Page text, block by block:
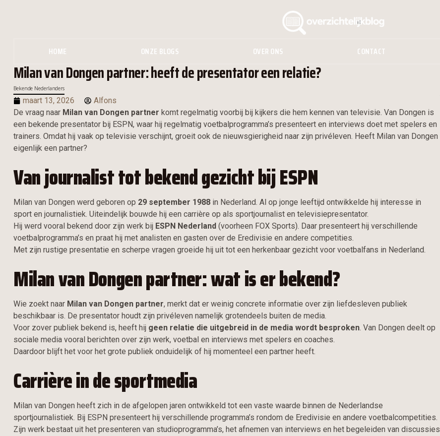
HOME ONZE BLOGS OVER ONS CONTACT
Milan van Dongen partner: heeft de presentator een relatie?
Bekende Nederlanders
maart 13, 2026
Alfons
De vraag naar Milan van Dongen partner komt regelmatig voorbij bij kijkers die hem kennen van televisie. Van Dongen is
een bekende presentator bij ESPN, waar hij regelmatig voetbalprogramma’s presenteert en interviews doet met spelers en
trainers. Omdat hij vaak op televisie verschijnt, groeit ook de nieuwsgierigheid naar zijn privéleven. Heeft Milan van Dongen
eigenlijk een partner?
Van journalist tot bekend gezicht bij ESPN
Milan van Dongen werd geboren op 29 september 1988 in Nederland. Al op jonge leeftijd ontwikkelde hij interesse in
sport en journalistiek. Uiteindelijk bouwde hij een carrière op als sportjournalist en televisiepresentator.
Hij werd vooral bekend door zijn werk bij ESPN Nederland (voorheen FOX Sports). Daar presenteert hij verschillende
voetbalprogramma’s en praat hij met analisten en gasten over de Eredivisie en andere competities.
Met zijn rustige presentatie en scherpe vragen groeide hij uit tot een herkenbaar gezicht voor voetbalfans in Nederland.
Milan van Dongen partner: wat is er bekend?
Wie zoekt naar Milan van Dongen partner, merkt dat er weinig concrete informatie over zijn liefdesleven publiek
beschikbaar is. De presentator houdt zijn privéleven namelijk grotendeels buiten de media.
Voor zover publiek bekend is, heeft hij geen relatie die uitgebreid in de media wordt besproken. Van Dongen deelt op
sociale media vooral berichten over zijn werk, voetbal en interviews met spelers en coaches.
Daardoor blijft het voor het grote publiek onduidelijk of hij momenteel een partner heeft.
Carrière in de sportmedia
Milan van Dongen heeft zich in de afgelopen jaren ontwikkeld tot een vaste waarde binnen de Nederlandse
sportjournalistiek. Bij ESPN presenteert hij verschillende programma’s rondom de Eredivisie en andere voetbalcompetities.
Zijn werk bestaat uit het presenteren van studioprogramma’s, het afnemen van interviews en het begeleiden van discussies